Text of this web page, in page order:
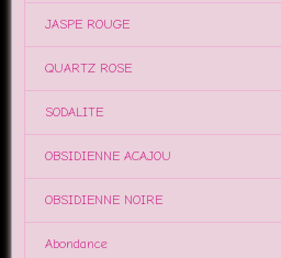
JASPE ROUGE
QUARTZ ROSE
SODALITE
OBSIDIENNE ACAJOU
OBSIDIENNE NOIRE
Abondance